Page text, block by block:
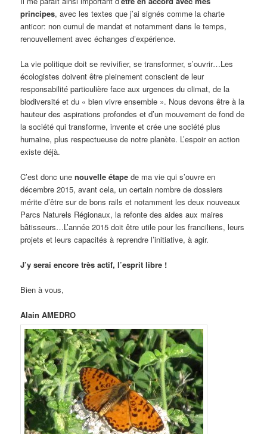
principes, avec les textes que j’ai signés comme la charte
anticor: non cumul de mandat et notamment dans le temps,
renouvellement avec échanges d’expérience.
La vie politique doit se revivifier, se transformer, s’ouvrir…Les
écologistes doivent être pleinement conscient de leur
responsabilité particulière face aux urgences du climat, de la
biodiversité et du « bien vivre ensemble ». Nous devons être à la
hauteur des aspirations profondes et d’un mouvement de fond de
la société qui transforme, invente et crée une société plus
humaine, plus respectueuse de notre planète. L’espoir en action
existe déjà.
C’est donc unenouvelle étape de ma vie qui s’ouvre en
décembre 2015, avant cela, un certain nombre de dossiers
mérite d’être sur de bons rails et notamment les deux nouveaux
Parcs Naturels Régionaux, la refonte des aides aux maires
bâtisseurs…L’année 2015 doit être utile pour les franciliens, leurs
projets et leurs capacités à reprendre l’initiative, à agir.
J’y serai encore très actif, l’esprit libre !
Bien à vous,
Alain AMEDRO